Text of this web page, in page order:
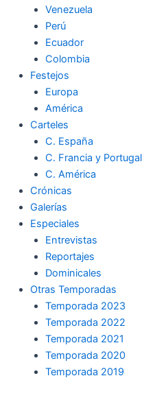
k
Venezuela
Perú
Ecuador
Colombia
Festejos
Europa
América
Carteles
C. España
C. Francia y Portugal
C. América
Crónicas
Galerías
Especiales
Entrevistas
Reportajes
Dominicales
Otras Temporadas
Temporada 2023
Temporada 2022
Temporada 2021
Temporada 2020
Temporada 2019